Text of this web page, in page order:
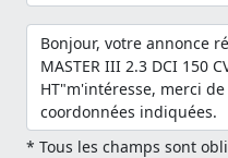
* Tous les champs sont